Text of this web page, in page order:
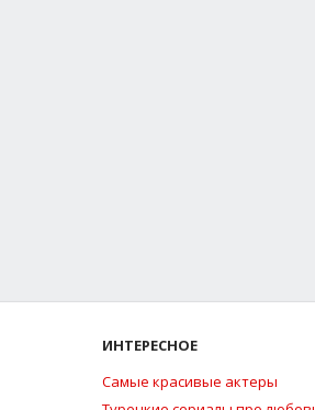
ИНТЕРЕСНОЕ
Самые красивые актеры